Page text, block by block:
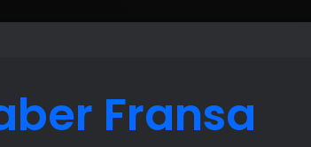
Yazılımı
Fransa